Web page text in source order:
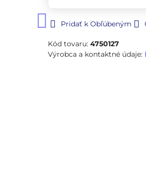
Pridať k Obľúbeným
Kód tovaru: 4750127
Výrobca a kontaktné údaje: